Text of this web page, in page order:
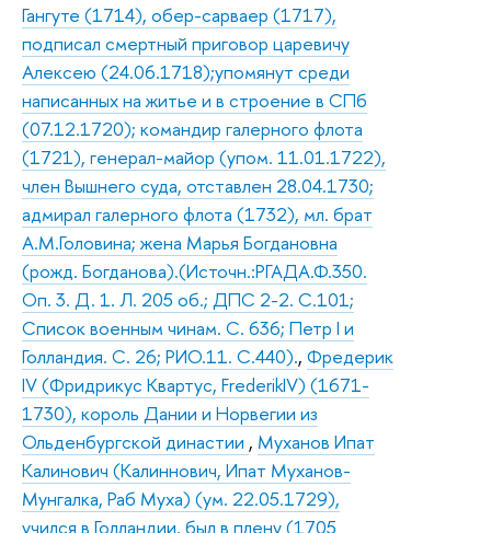
Гангуте (1714), обер-сарваер (1717),
подписал смертный приговор царевичу
Алексею (24.06.1718);упомянут среди
написанных на житье и в строение в СПб
(07.12.1720); командир галерного флота
(1721), генерал-майор (упом. 11.01.1722),
член Вышнего суда, отставлен 28.04.1730;
адмирал галерного флота (1732), мл. брат
А.М.Головина; жена Марья Богдановна
(рожд. Богданова).(Источн.:РГАДА.Ф.350.
Оп. 3. Д. 1. Л. 205 об.; ДПС 2-2. С.101;
Список военным чинам. С. 636; Петр I и
Голландия. С. 26; РИО.11. С.440)., Фредерик
IV (Фридрикус Квартус, FrederikIV) (1671-
1730), король Дании и Норвегии из
Ольденбургской династии , Муханов Ипат
Калинович (Калиннович, Ипат Муханов-
Мунгалка, Раб Муха) (ум. 22.05.1729),
учился в Голландии, был в плену (1705